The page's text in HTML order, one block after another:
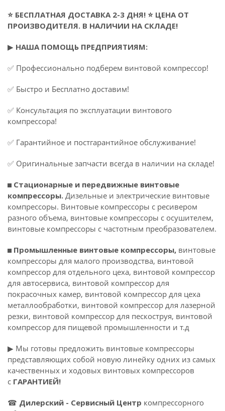
⭐ БЕСПЛАТНАЯ ДОСТАВКА 2-3 ДНЯ! ⭐ ЦЕНА ОТ
ПРОИЗВОДИТЕЛЯ. В НАЛИЧИИ НА СКЛАДЕ!
▶ НАША ПОМОЩЬ ПРЕДПРИЯТИЯМ:
✅ Профессионально подберем винтовой компрессор!
✅ Быстро и Бесплатно доставим!
✅ Консультация по эксплуатации винтового
компрессора!
✅ Гарантийное и постгарантийное обслуживание!
✅ Оригинальные запчасти всегда в наличии на складе!
◼ Стационарные и передвижные винтовые
компрессоры. Дизельные и электрические винтовые
компрессоры. Винтовые компрессоры с ресивером
разного объема, винтовые компрессоры c осушителем,
винтовые компрессоры с частотным преобразователем.
◼ Промышленные винтовые компрессоры, винтовые
компрессоры для малого производства, винтовой
компрессор для отдельного цеха, винтовой компрессор
для автосервиса, винтовой компрессор для
покрасочных камер, винтовой компрессор для цеха
металлообработки, винтовой компрессор для лазерной
резки, винтовой компрессор для пескоструя, винтовой
компрессор для пищевой промышленности и т.д
▶ Мы готовы предложить винтовые компрессоры
представляющих собой новую линейку одних из самых
качественных и ходовых винтовых компрессоров
с ГАРАНТИЕЙ!
☎ Дилерский - Сервисный Центр компрессорного